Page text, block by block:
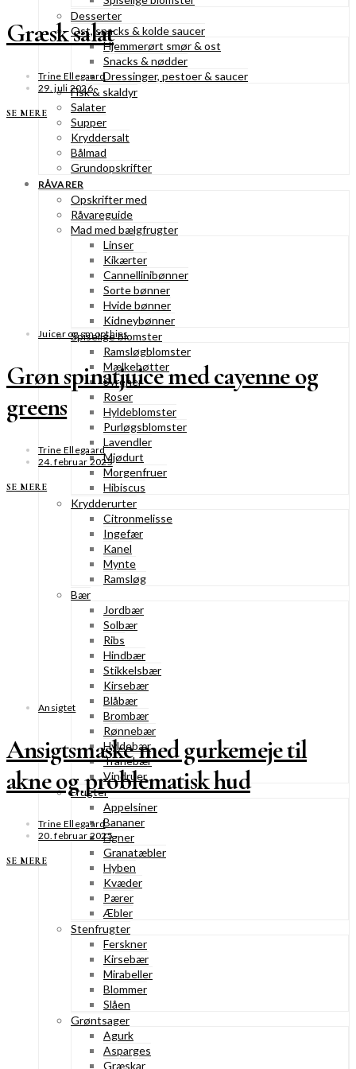
Desserter
Ost, snacks & kolde saucer
Hjemmerørt smør & ost
Snacks & nødder
Dressinger, pestoer & saucer
Fisk & skaldyr
Salater
Supper
Kryddersalt
Bålmad
Grundopskrifter
RÅVARER
Opskrifter med
Råvareguide
Mad med bælgfrugter
Linser
Kikærter
Cannellinibønner
Sorte bønner
Hvide bønner
Kidneybønner
Spiselige blomster
Ramsløgblomster
Mælkebøtter
Syrener
Roser
Hyldeblomster
Purløgsblomster
Lavendler
Mjødurt
Morgenfruer
Hibiscus
Krydderurter
Citronmelisse
Ingefær
Kanel
Mynte
Ramsløg
Bær
Jordbær
Solbær
Ribs
Hindbær
Stikkelsbær
Kirsebær
Blåbær
Brombær
Rønnebær
Hyldebær
Tranebær
Vindruer
Frugter
Appelsiner
Bananer
Figner
Granatæbler
Hyben
Kvæder
Pærer
Æbler
Stenfrugter
Ferskner
Kirsebær
Mirabeller
Blommer
Slåen
Grøntsager
Agurk
Asparges
Græskar
Græsk salat
Trine Ellegaard
29. juli 2026
SE MERE
Juicer og smoothies
Grøn spinatjuice med cayenne og
greens
Trine Ellegaard
24. februar 2025
SE MERE
Ansigtet
Ansigtsmaske med gurkemeje til
akne og problematisk hud
Trine Ellegaard
20. februar 2025
SE MERE